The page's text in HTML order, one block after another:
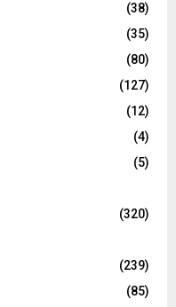
(38)
(35)
(80)
(127)
(12)
(4)
(5)
(320)
(239)
(85)